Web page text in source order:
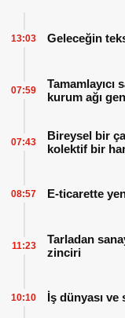
Geleceğin
13:03
Tamamlayıcı
kurum ağı
07:59
Bireysel bir
kolektif bir
07:43
E-ticarette
08:57
Tarladan
zinciri
11:23
İş dünyası ve
10:10